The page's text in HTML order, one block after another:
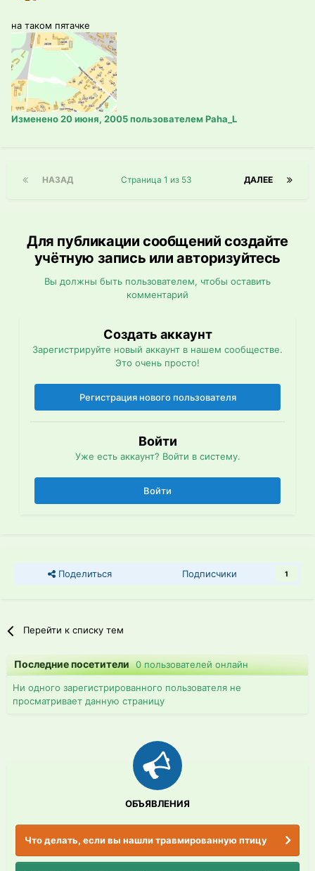
на таком пятачке
Изменено20 июня, 2005пользователем Paha_L
НАЗАД ДАЛЕЕ
Страница 1 из 53
Для публикации сообщений создайте
учётную запись или авторизуйтесь
Вы должны быть пользователем, чтобы оставить
комментарий
Создать аккаунт
Зарегистрируйте новый аккаунт в нашем сообществе.
Это очень просто!
Регистрация нового пользователя
Войти
Уже есть аккаунт? Войти в систему.
Войти
Поделиться Подписчики 1
Перейти к списку тем
Последние посетители0 пользователей онлайн
Ни одного зарегистрированного пользователя не
просматривает данную страницу
ОБЪЯВЛЕНИЯ
Что делать, если вы нашли травмированную птицу